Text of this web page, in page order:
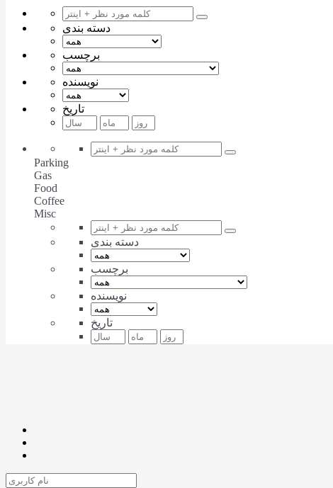
دسته بندی
برچسب
نویسنده
تاریخ
Parking
Gas
Food
Coffee
Misc
دسته بندی
برچسب
نویسنده
تاریخ